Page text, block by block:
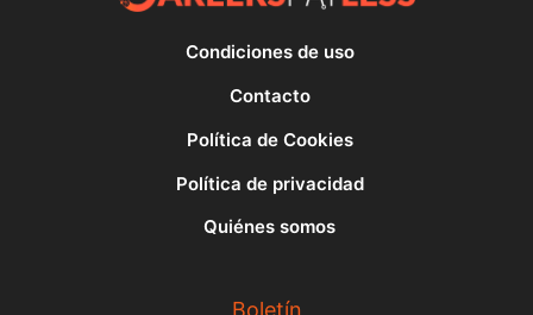
Condiciones de uso
Contacto
Política de Cookies
Política de privacidad
Quiénes somos
Boletín